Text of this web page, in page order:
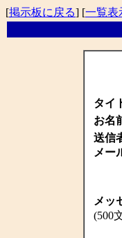
[掲示板に戻る] [一覧表
タイ
お名
送信
メー
メッ
(500